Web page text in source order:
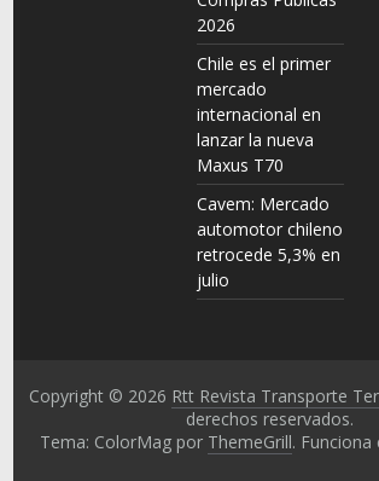
2026
Chile es el primer
mercado
internacional en
lanzar la nueva
Maxus T70
Cavem: Mercado
automotor chileno
retrocede 5,3% en
julio
Copyright © 2026 Rtt Revista Transporte
derechos reservados.
Tema: ColorMag por ThemeGrill.